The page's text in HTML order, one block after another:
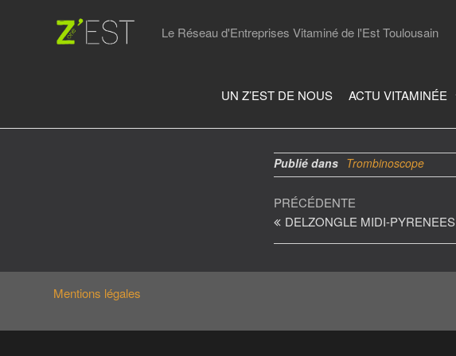
Le Réseau d'Entreprises Vitaminé de l'Est Toulousain
UN Z’EST DE NOUS ACTU VITAMINÉE
Publié dans Trombinoscope
Navigation
de
Article
précédent
PRÉCÉDENTE
DELZONGLE MIDI-PYRENEES
Mentions légales